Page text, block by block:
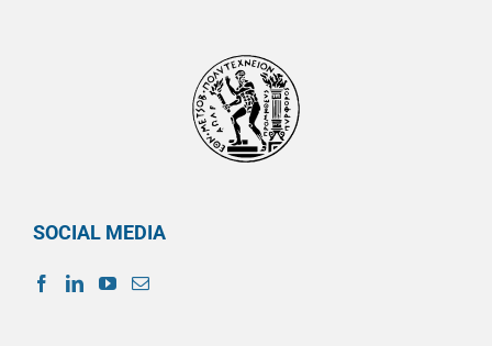
SOCIAL MEDIA